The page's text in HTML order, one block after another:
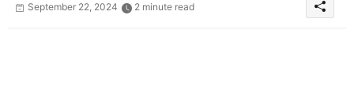
September 22, 2024 2 minute read